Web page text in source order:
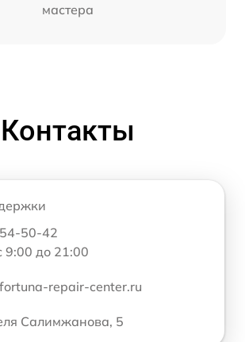
мастера
Контакты
50-42
9:00 до 21:00
repair-center.ru
Салимжанова, 5